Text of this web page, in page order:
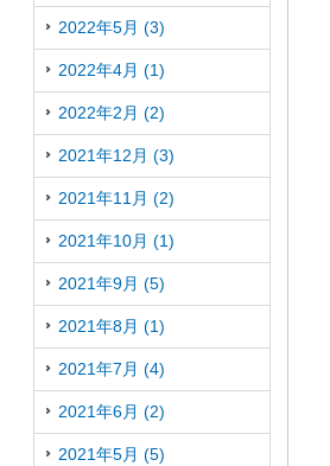
2022年5月 (3)
2022年4月 (1)
2022年2月 (2)
2021年12月 (3)
2021年11月 (2)
2021年10月 (1)
2021年9月 (5)
2021年8月 (1)
2021年7月 (4)
2021年6月 (2)
2021年5月 (5)